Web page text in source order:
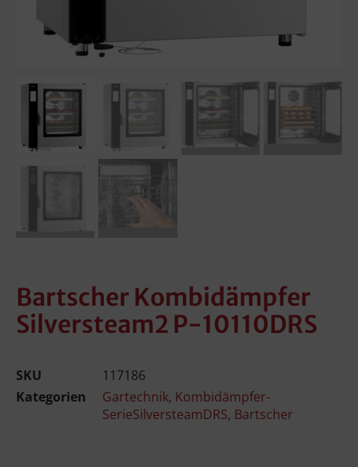
Bartscher Kombidämpfer
Silversteam2 P-10110DRS
SKU
117186
Kategorien
Gartechnik, Kombidämpfer-
SerieSilversteamDRS, Bartscher